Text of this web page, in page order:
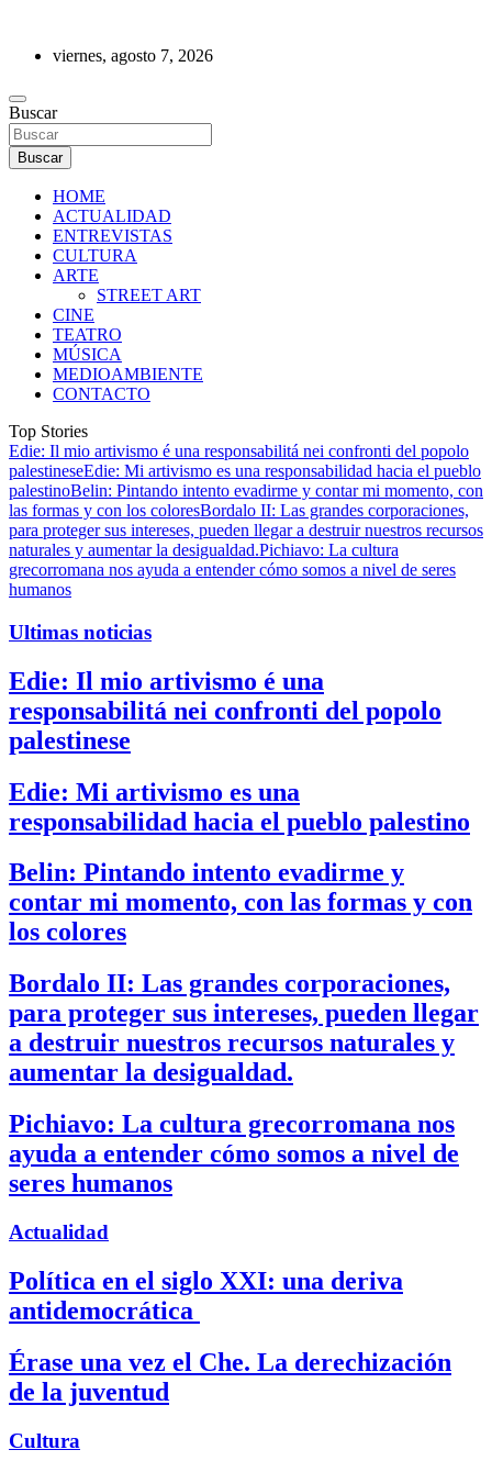
contenidoviernes, agosto 7, 2026
REVISTA DE PRENSA
Buscar
Buscar
HOME
ACTUALIDAD
ENTREVISTAS
CULTURA
ARTE
STREET ART
CINE
TEATRO
MÚSICA
MEDIOAMBIENTE
CONTACTO
Top Stories
Edie: Il mio artivismo é una responsabilitá nei confronti del popolo
palestineseEdie: Mi artivismo es una responsabilidad hacia el pueblo
palestinoBelin: Pintando intento evadirme y contar mi momento, con
las formas y con los coloresBordalo II: Las grandes corporaciones,
para proteger sus intereses, pueden llegar a destruir nuestros recursos
naturales y aumentar la desigualdad.Pichiavo: La cultura
grecorromana nos ayuda a entender cómo somos a nivel de seres
humanos
Ultimas noticias
Edie: Il mio artivismo é una
responsabilitá nei confronti del popolo
palestinese
Edie: Mi artivismo es una
responsabilidad hacia el pueblo palestino
Belin: Pintando intento evadirme y
contar mi momento, con las formas y con
los colores
Bordalo II: Las grandes corporaciones,
para proteger sus intereses, pueden llegar
a destruir nuestros recursos naturales y
aumentar la desigualdad.
Pichiavo: La cultura grecorromana nos
ayuda a entender cómo somos a nivel de
seres humanos
Actualidad
Política en el siglo XXI: una deriva
antidemocrática
Érase una vez el Che. La derechización
de la juventud
Cultura